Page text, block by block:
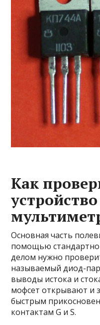
Как
Основная часть
помощью
делом нужно
называемый диод-
выводы истока и
мофсет открывают и
быстрым
контактам G и S.